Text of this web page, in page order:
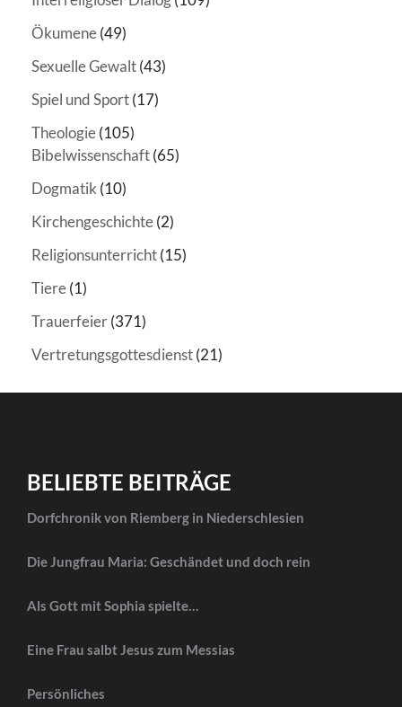
Ökumene(49)
Sexuelle Gewalt(43)
Spiel und Sport(17)
Theologie(105)
Bibelwissenschaft(65)
Dogmatik(10)
Kirchengeschichte(2)
Religionsunterricht(15)
Tiere(1)
Trauerfeier(371)
Vertretungsgottesdienst(21)
BELIEBTE BEITRÄGE
Dorfchronik von Riemberg in Niederschlesien
Die Jungfrau Maria: Geschändet und doch rein
Als Gott mit Sophia spielte…
Eine Frau salbt Jesus zum Messias
Persönliches